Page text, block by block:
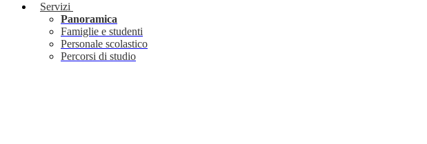
Servizi
Panoramica
Famiglie e studenti
Personale scolastico
Percorsi di studio